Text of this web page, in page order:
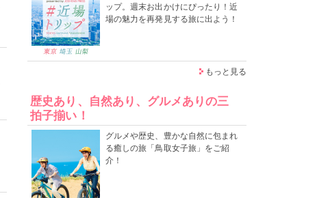
ップ。週末お出かけにぴったり！近
場の魅力を再発見する旅に出よう！
もっと見る
歴史あり、自然あり、グルメありの三
拍子揃い！
グルメや歴史、豊かな自然に包まれ
る癒しの旅「鳥取女子旅」をご紹
介！